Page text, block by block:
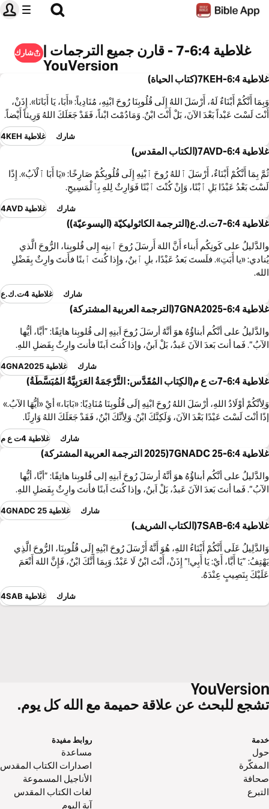
غلاطية 6:4-7 - قارن جميع الترجمات |
YouVersion
شارك
غلاطية 6:4-7KEH(كتاب الحياة)
وَبِمَا أَنَّكُمْ أَبْنَاءٌ لَهُ، أَرْسَلَ اللهُ إِلَى قُلُوبِنَا رُوحَ ابْنِهِ، مُنَادِياً: «أَبَا، يَا أَبَانَا». إِذَنْ،
أَنْتَ لَسْتَ عَبْداً بَعْدَ الآنَ، بَلْ أَنْتَ ابْنٌ. وَمَادُمْتَ ابْناً، فَقَدْ جَعَلَكَ اللهُ وَرِيثاً أَيْضاً.
شارك غلاطية 4KEH
غلاطية 6:4-7AVD(الكتاب المقدس)
ثُمَّ بِمَا أَنَّكُمْ أَبْنَاءٌ، أَرْسَلَ ٱللهُ رُوحَ ٱبْنِهِ إِلَى قُلُوبِكُمْ صَارِخًا: «يَا أَبَا ٱلْآبُ». إِذًا
لَسْتَ بَعْدُ عَبْدًا بَلِ ٱبْنًا، وَإِنْ كُنْتَ ٱبْنًا فَوَارِثٌ لِلهِ بِٱلْمَسِيحِ.
شارك غلاطية 4AVD
غلاطية 6:4-7ت.ك.ع(الترجمة الكاثوليكيّة (اليسوعيّة))
والدَّليلُ على كَونِكُم أَبناء أَنَّ اللهَ أَرسَلَ رُوحَ ٱبنِه إِلى قُلوبِنا، الرُّوحَ الَّذي
يُنادي: «يا أَبَتِ». فلَستَ بَعدُ عَبْدًا، بلِ ٱبنٌ، وإِذا كُنتَ ٱبنًا فأَنتَ وارِثٌ بِفَضْلِ
الله.
شارك غلاطية 4ت.ك.ع
غلاطية 6:4-7GNA2025(الترجمة العربية المشتركة)
والدَّليلُ على أنَّكُم أبناؤُهُ هوَ أنَّهُ أرسَلَ رُوحَ اَبنِهِ إلى قُلوبِنا هاتِفًا: ”أبَّا، أيُّها
الآبُ“. فَما أنتَ بَعدَ الآنَ عَبدٌ، بَلْ اَبنٌ، وإذا كُنتَ اَبنًا فأنتَ وارِثٌ بِفَضلِ اللهِ.
شارك غلاطية 4GNA2025
غلاطية 6:4-7ت ع م(الكِتاب المُقَدَّس: التَّرْجَمَةُ العَرَبِيَّةُ المُبَسَّطَةُ)
وَلِأنَّكُمْ أوْلَادُ اللهِ، أرْسَلَ اللهُ رُوحَ ابْنِهِ إلَى قُلُوبِنَا مُنَادِيًا: «بَابَا،» أيْ «أيُّهَا الآبُ.»
إذًا أنْتَ لَسْتَ عَبْدًا بَعْدَ الآنَ، وَلَكِنَّكَ ابْنٌ. وَلِأنَّكَ ابْنٌ، فَقَدْ جَعَلَكَ اللهُ وَارِثًا.
شارك غلاطية 4ت ع م
غلاطية 6:4-7GNADC 25(2025 الترجمة العربية المشتركة)
والدَّليلُ على أنَّكُم أبناؤُهُ هوَ أنَّهُ أرسَلَ رُوحَ اَبنِهِ إلى قُلوبِنا هاتِفًا: ”أبَّا، أيُّها
الآبُ“. فَما أنتَ بَعدَ الآنَ عَبدٌ، بَلْ اَبنٌ، وإذا كُنتَ اَبنًا فأنتَ وارِثٌ بِفَضلِ اللهِ.
شارك غلاطية 4GNADC 25
غلاطية 6:4-7SAB(الكتاب الشريف)
وَالدَّلِيلُ عَلَى أَنَّكُمْ أَبْنَاءُ اللهِ، هُوَ أَنَّهُ أَرْسَلَ رُوحَ ابْنِهِ إِلَى قُلُوبِنَا، الرُّوحَ الَّذِي
يَهْتِفُ: ”يَا أَبَّا، أَيْ: يَا أَبِي!“ إِذَنْ، أَنْتَ ابْنٌ لَا عَبْدٌ. وَبِمَا أَنَّكَ ابْنٌ، فَإِنَّ اللهَ أَنْعَمَ
عَلَيْكَ بِنَصِيبٍ عِنْدَهُ.
شارك غلاطية 4SAB
تشجع للبحث عن علاقة حميمة مع الله كل يوم.
خدمة
حول‌
المفكّرة
صحافة
التبرع
روابط مفيدة
مساعدة
اصدارات الكتاب المقدس
الأناجيل المسموعة
لغات الكتاب المقدس
آية اليوم